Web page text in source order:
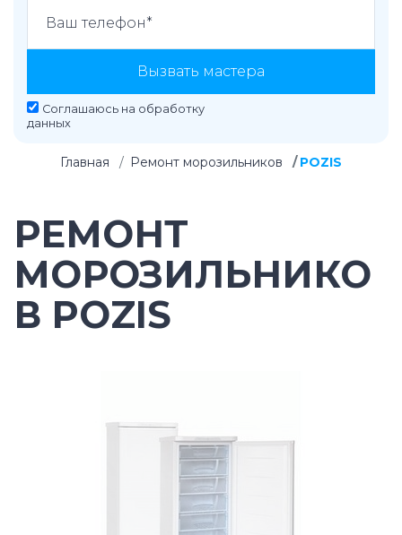
Вызвать мастера
Соглашаюсь на обработку
данных
Главная Ремонт морозильников POZIS
РЕМОНТ
МОРОЗИЛЬНИКО
В POZIS